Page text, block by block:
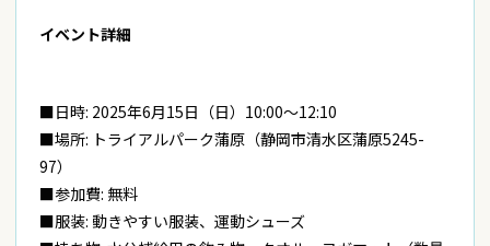
イベント詳細
■日時: 2025年6月15日（日）10:00〜12:10
■場所: トライアルパーク蒲原（静岡市清水区蒲原5245-
97）
■参加費: 無料
■服装: 動きやすい服装、運動シューズ